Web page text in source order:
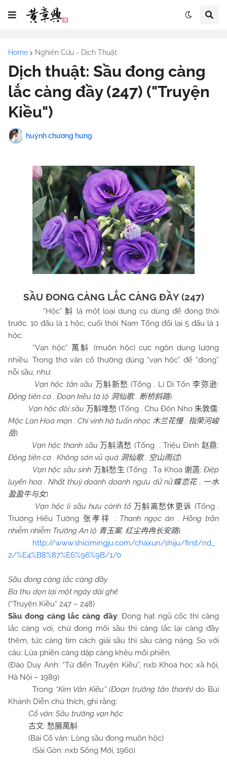
Home Nghiên Cứu - Dịch Thuật
Dịch thuật: Sầu đong càng
lắc càng đầy (247) ("Truyện
Kiều")
huỳnh chương hưng
SẦU ĐONG CÀNG LẮC CÀNG ĐẦY (247)
“Hộc”斛 là một loại dụng cụ dùng để đong thời
trước. 10 đấu là 1 hộc, cuối thời Nam Tống đổi lại 5 đấu là 1
hộc.
“Vạn hộc” 萬斛
(muôn hộc) cực ngôn dung lượng
nhiều. Trong thơ văn cổ thường dùng “vạn hộc” để “đong”
nỗi sầu, như:
Vạn hộc tân sầu 万斛新愁 (Tống . Lí Di Tốn李弥逊:
Động tiên ca . Đoạn kiều tà lộ 洞仙歌. 断桥斜路)
Vạn hộc đôi sầu 万斛堆愁 (Tống . Chu Đôn Nho 朱敦儒:
Mộc Lan Hoa mạn . Chỉ vinh hà tuấn nhạc 木兰花慢. 指荣河峻
岳)
Vạn hộc thanh sầu 万斛清愁 (Tống . Triệu Đỉnh 赵鼎:
Động tiên ca . Không sơn vũ quá 洞仙歌. 空山雨过)
Vạn hộc sầu sinh 万斛愁生 (Tống . Tạ Khoa 谢薖: Điệp
luyến hoa . Nhất thuỷ doanh doanh ngưu dữ nữ蝶恋花. 一水
盈盈牛与女)
Vạn hộc li sầu hưu cánh tố 万斛离愁休更诉 (Tống .
Trương Hiếu Tường 张孝祥 : Thanh ngọc án . Hồng trần
nhiễm nhiễm Trường An lộ 青玉案. 红尘冉冉长安路)
http://www.shicimingju.com/chaxun/shiju/first/nd_
2/%E4%B8%87%E6%96%9B/1/0
Sầu đong càng lắc càng đầy
Ba thu dọn lại một ngày dài ghê
(“Truyện Kiều” 247 – 248)
Sầu đong càng lắc càng đầy: Đong hạt ngũ cốc thì càng
lắc càng vơi, chứ đong mối sầu thì càng lắc lại càng đầy
thêm, tức càng tìm cách giải sầu thì sầu càng nặng. So với
câu: Lửa phiền càng dập càng khêu mối phiền.
(Đào Duy Anh: “Từ điển Truyện Kiều”, nxb Khoa học xã hội,
Hà Nội – 1989)
Trong “Kim Vân Kiều” (Đoạn trường tân thanh)do Bùi
Khánh Diễn chú thích, ghi rằng:
Cổ văn: Sầu trường vạn hộc
古文: 愁腸萬斛
(Bài Cổ văn: Lòng sầu đong muôn hộc)
(Sài Gòn: nxb Sống Mới, 1960)